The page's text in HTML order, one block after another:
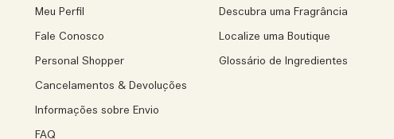
Meu Perfil
Fale Conosco
Personal Shopper
Cancelamentos & Devoluções
Informações sobre Envio
FAQ
Descubra uma Fragrância
Localize uma Boutique
Glossário de Ingredientes